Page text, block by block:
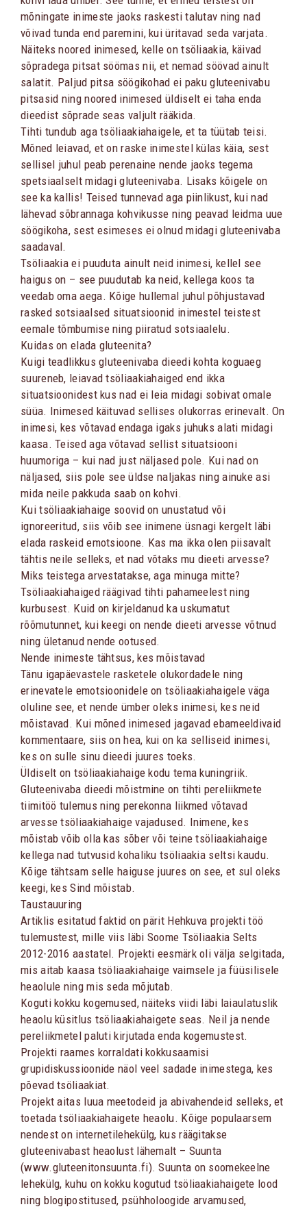
mõningate inimeste jaoks raskesti talutav ning nad
võivad tunda end paremini, kui üritavad seda varjata.
Näiteks noored inimesed, kelle on tsöliaakia, käivad
sõpradega pitsat söömas nii, et nemad söövad ainult
salatit. Paljud pitsa söögikohad ei paku gluteenivabu
pitsasid ning noored inimesed üldiselt ei taha enda
dieedist sõprade seas valjult rääkida.
Tihti tundub aga tsöliaakiahaigele, et ta tüütab teisi.
Mõned leiavad, et on raske inimestel külas käia, sest
sellisel juhul peab perenaine nende jaoks tegema
spetsiaalselt midagi gluteenivaba. Lisaks kõigele on
see ka kallis! Teised tunnevad aga piinlikust, kui nad
lähevad sõbrannaga kohvikusse ning peavad leidma uue
söögikoha, sest esimeses ei olnud midagi gluteenivaba
saadaval.
Tsöliaakia ei puuduta ainult neid inimesi, kellel see
haigus on – see puudutab ka neid, kellega koos ta
veedab oma aega. Kõige hullemal juhul põhjustavad
rasked sotsiaalsed situatsioonid inimestel teistest
eemale tõmbumise ning piiratud sotsiaalelu.
Kuidas on elada gluteenita?
Kuigi teadlikkus gluteenivaba dieedi kohta koguaeg
suureneb, leiavad tsöliaakiahaiged end ikka
situatsioonidest kus nad ei leia midagi sobivat omale
süüa. Inimesed käituvad sellises olukorras erinevalt. On
inimesi, kes võtavad endaga igaks juhuks alati midagi
kaasa. Teised aga võtavad sellist situatsiooni
huumoriga – kui nad just näljased pole. Kui nad on
näljased, siis pole see üldse naljakas ning ainuke asi
mida neile pakkuda saab on kohvi.
Kui tsöliaakiahaige soovid on unustatud või
ignoreeritud, siis võib see inimene üsnagi kergelt läbi
elada raskeid emotsioone. Kas ma ikka olen piisavalt
tähtis neile selleks, et nad võtaks mu dieeti arvesse?
Miks teistega arvestatakse, aga minuga mitte?
Tsöliaakiahaiged räägivad tihti pahameelest ning
kurbusest. Kuid on kirjeldanud ka uskumatut
rõõmutunnet, kui keegi on nende dieeti arvesse võtnud
ning ületanud nende ootused.
Nende inimeste tähtsus, kes mõistavad
Tänu igapäevastele rasketele olukordadele ning
erinevatele emotsioonidele on tsöliaakiahaigele väga
oluline see, et nende ümber oleks inimesi, kes neid
mõistavad. Kui mõned inimesed jagavad ebameeldivaid
kommentaare, siis on hea, kui on ka selliseid inimesi,
kes on sulle sinu dieedi juures toeks.
Üldiselt on tsöliaakiahaige kodu tema kuningriik.
Gluteenivaba dieedi mõistmine on tihti pereliikmete
tiimitöö tulemus ning perekonna liikmed võtavad
arvesse tsöliaakiahaige vajadused. Inimene, kes
mõistab võib olla kas sõber või teine tsöliaakiahaige
kellega nad tutvusid kohaliku tsöliaakia seltsi kaudu.
Kõige tähtsam selle haiguse juures on see, et sul oleks
keegi, kes Sind mõistab.
Taustauuring
Artiklis esitatud faktid on pärit Hehkuva projekti töö
tulemustest, mille viis läbi Soome Tsöliaakia Selts
2012-2016 aastatel. Projekti eesmärk oli välja selgitada,
mis aitab kaasa tsöliaakiahaige vaimsele ja füüsilisele
heaolule ning mis seda mõjutab.
Koguti kokku kogemused, näiteks viidi läbi laiaulatuslik
heaolu küsitlus tsöliaakiahaigete seas. Neil ja nende
pereliikmetel paluti kirjutada enda kogemustest.
Projekti raames korraldati kokkusaamisi
grupidiskussioonide näol veel sadade inimestega, kes
põevad tsöliaakiat.
Projekt aitas luua meetodeid ja abivahendeid selleks, et
toetada tsöliaakiahaigete heaolu. Kõige populaarsem
nendest on internetilehekülg, kus räägitakse
gluteenivabast heaolust lähemalt – Suunta
(www.gluteenitonsuunta.fi). Suunta on soomekeelne
lehekülg, kuhu on kokku kogutud tsöliaakiahaigete lood
ning blogipostitused, psühholoogide arvamused,